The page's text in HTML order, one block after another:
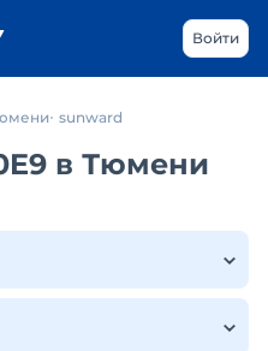
Войти
sunward
в Тюмени